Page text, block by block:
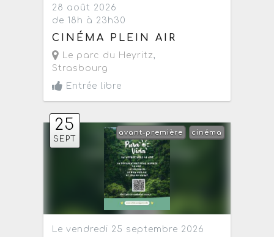
28 août 2026
de 18h à 23h30
CINÉMA PLEIN AIR
Le parc du Heyritz,
Strasbourg
Entrée libre
25
SEPT
cinéma
avant-première
Le vendredi 25 septembre 2026